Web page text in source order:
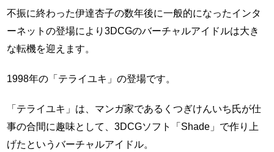
不振に終わった伊達杏子の数年後に一般的になったインタ
ーネットの登場により3DCGのバーチャルアイドルは大き
な転機を迎えます。
1998年の「テライユキ」の登場です。
「テライユキ」は、マンガ家であるくつぎけんいち氏が仕
事の合間に趣味として、3DCGソフト「Shade」で作り上
げたというバーチャルアイドル。